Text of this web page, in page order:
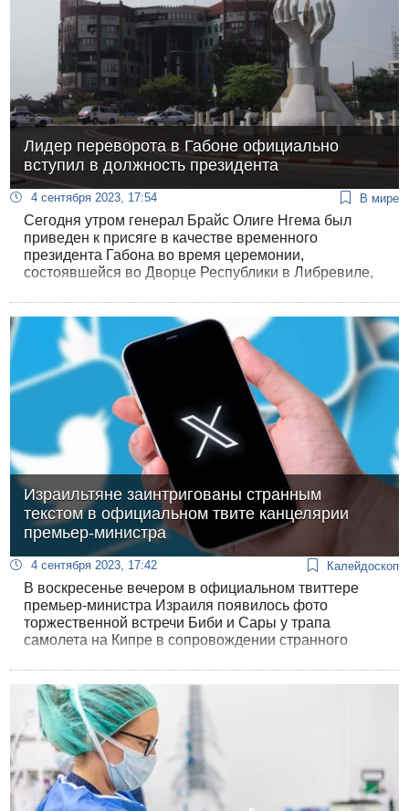
Лидер переворота в Габоне официально
вступил в должность президента
4 сентября 2023, 17:54 В мире
Сегодня утром генерал Брайс Олиге Нгема был
приведен к присяге в качестве временного
президента Габона во время церемонии,
состоявшейся во Дворце Республики в Либревиле,
переворота, который он возглавил.
Израильтяне заинтригованы странным
текстом в официальном твите канцелярии
премьер-министра
4 сентября 2023, 17:42 Калейдоскоп
В воскресенье вечером в официальном твиттере
премьер-министра Израиля появилось фото
торжественной встречи Биби и Сары у трапа
самолета на Кипре в сопровождении странного
оценку аргументов, выдвигаемых противниками, и
еще более сторонниками «правового переворота».